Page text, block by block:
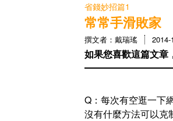
省錢妙招篇1
常常手滑敗家
撰文者：戴瑞瑤 2014-
如果您喜歡這篇文章
Q：每次有空逛一下
沒有什麼方法可以克